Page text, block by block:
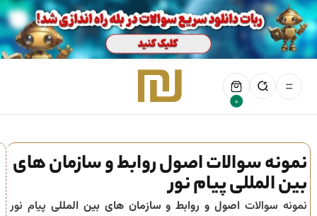
0
نمونه سوالات اصول روابط و سازمان های
بین المللی پیام نور
نمونه سوالات اصول و روابط و سازمان های بین المللی پیام نور